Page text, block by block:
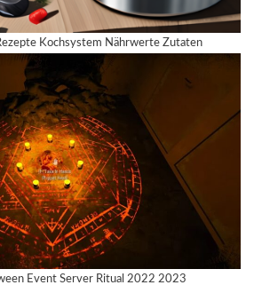
Kochsystem Nährwerte Zutaten
Event Server Ritual 2022 2023